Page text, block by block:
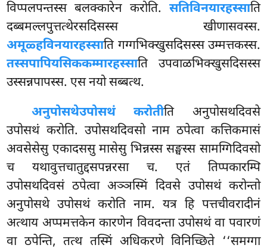
विप्पलपन्तस्स बलक्कारेन करोति. सतिविनयारहस्साति
दब्बमल्लपुत्तत्थेरसदिसस्स खीणासवस्स.
अमूळ्हविनयारहस्साति गग्गभिक्खुसदिसस्स उम्मत्तकस्स.
तस्सपापियसिककम्मारहस्साति उपवाळभिक्खुसदिसस्स
उस्सन्नपापस्स. एस नयो सब्बत्थ.
अनुपोसथेउपोसथं करोतीति अनुपोसथदिवसे
उपोसथं करोति. उपोसथदिवसो नाम ठपेत्वा कत्तिकमासं
अवसेसेसु एकादससु मासेसु भिन्नस्स सङ्घस्स सामग्गिदिवसो
च यथावुत्तचातुद्दसपन्नरसा च. एतं तिप्पकारम्पि
उपोसथदिवसं ठपेत्वा अञ्ञस्मिं दिवसे उपोसथं करोन्तो
अनुपोसथे उपोसथं करोति नाम. यत्र हि पत्तचीवरादीनं
अत्थाय अप्पमत्तकेन कारणेन विवदन्ता उपोसथं वा पवारणं
वा ठपेन्ति, तत्थ तस्मिं अधिकरणे विनिच्छिते ‘‘समग्गा